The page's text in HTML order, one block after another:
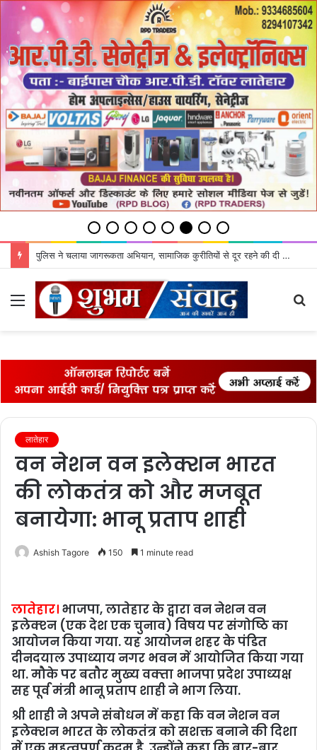
पुलिस ने चलाया जागरूकता अभियान, सामाजिक कुरीतियों से दूर रहने की दी सलाह
Menu
लातेहार
वन नेशन वन इलेक्शन भारत
की लोकतंत्र को और मजबूत
बनायेगा: भानू प्रताप शाही
Ashish Tagore 150 1 minute read
लातेहार। भाजपा, लातेहार के द्वारा वन नेशन वन
इलेक्‍श्‍न (एक देश एक चुनाव) विषय पर संगोष्ठि का
आयोजन किया गया. यह आयोजन शहर के पंडित
दीनदयाल उपाध्‍याय नगर भवन में आयोजित किया गया
था. मौके पर बतौर मुख्‍य वक्‍ता भाजपा प्रदेश उपाध्‍यक्ष
सह पूर्व मंत्री भानू प्रताप शाही ने भाग लिया.
श्री शाही ने अपने संबोधन में कहा कि वन नेशन वन
इलेक्शन भारत के लोकतंत्र को सशक्त बनाने की दिशा